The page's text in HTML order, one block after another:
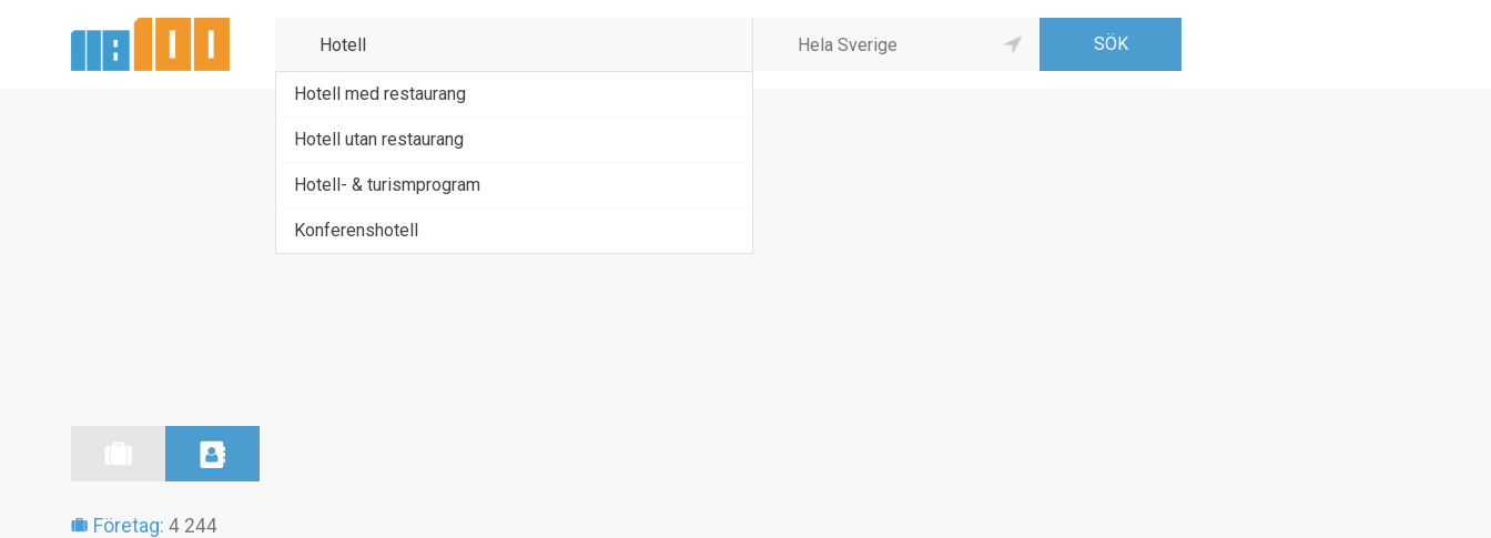
Hotell med restaurang
Hotell utan restaurang
Hotell- & turismprogram
Konferenshotell
Företag: 4 244